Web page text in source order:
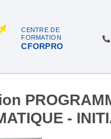
CENTRE DE
FORMATION
CFORPRO
-